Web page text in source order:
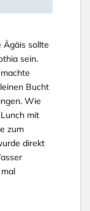
Ägäis sollte
sein.
Bucht
Wie
mit
zum
direkt